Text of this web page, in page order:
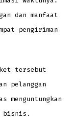
dan manfaat
pengiriman
tersebut
pelanggan
bisnis.